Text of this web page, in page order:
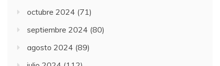
octubre 2024 (71)
septiembre 2024 (80)
agosto 2024 (89)